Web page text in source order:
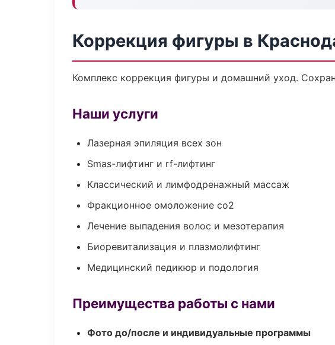
Коррекция фигуры в
Комплекс коррекция фигуры и домашний уход.
Наши услуги
Лазерная эпиляция всех зон
Smas-лифтинг и rf-лифтинг
Классический и лимфодренажный массаж
Фракционное омоложение co2
Лечение выпадения волос и мезотерапия
Биоревитализация и плазмолифтинг
Медицинский педикюр и подология
Преимущества работы с нами
Фото до/после и индивидуальные программы